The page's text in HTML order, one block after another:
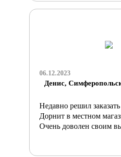
06.12.2023
Денис,
Недавно решил заказать
Дорнит в местном
Очень доволен своим